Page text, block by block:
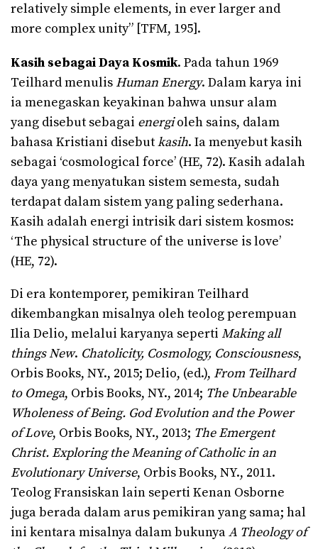
relatively simple elements, in ever larger and
more complex unity” [TFM, 195].
Kasih sebagaiDayaKosmik. Pada tahun 1969
Teilhard menulis Human Energy. Dalam karya ini
ia menegaskan keyakinan bahwa unsur alam
yang disebut sebagai energioleh sains, dalam
bahasa Kristiani disebutkasih. Ia menyebut kasih
sebagai ‘cosmological force’ (HE, 72). Kasih adalah
daya yang menyatukan sistem semesta, sudah
terdapat dalam sistem yang paling sederhana.
Kasih adalah energi intrisik dari sistem kosmos:
‘The physical structure of the universe is love’
(HE, 72).
Di era kontemporer, pemikiran Teilhard
dikembangkan misalnya oleh teolog perempuan
Ilia Delio, melalui karyanya seperti Making all
things New. Chatolicity, Cosmology, Consciousness,
Orbis Books, NY., 2015; Delio, (ed.), From Teilhard
to Omega, Orbis Books, NY., 2014; The Unbearable
Wholeness of Being. God Evolution and the Power
of Love, Orbis Books, NY., 2013; The Emergent
Christ. Exploring the Meaning of Catholic in an
Evolutionary Universe, Orbis Books, NY., 2011.
Teolog Fransiskan lain seperti Kenan Osborne
juga berada dalam arus pemikiran yang sama; hal
ini kentara misalnya dalam bukunyaA Theology of